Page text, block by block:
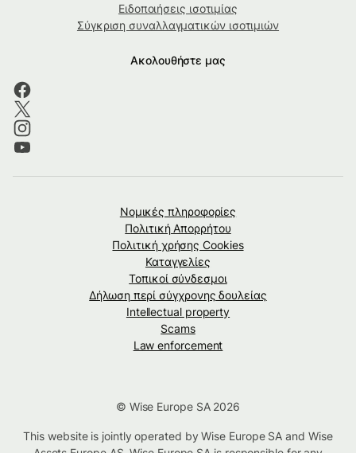
Ειδοποιήσεις ισοτιμίας
Σύγκριση συναλλαγματικών ισοτιμιών
Ακολουθήστε μας
Νομικές πληροφορίες
Πολιτική Απορρήτου
Πολιτική χρήσης Cookies
Καταγγελίες
Τοπικοί σύνδεσμοι
Δήλωση περί σύγχρονης δουλείας
Intellectual property
Scams
Law enforcement
© Wise Europe SA 2026
This website is jointly operated by Wise Europe SA and Wise